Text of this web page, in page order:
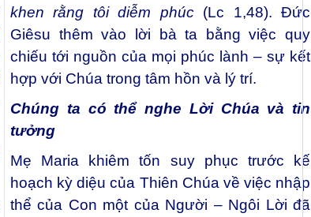
khen rằng tôi diễm phúc (Lc 1,48). Đức
Giêsu thêm vào lời bà ta bằng việc quy
chiếu tới nguồn của mọi phúc lành – sự kết
hợp với Chúa trong tâm hồn và lý trí.
Chúng ta có thể nghe Lời Chúa và tin
tưởng
Mẹ Maria khiêm tốn suy phục trước kế
hoạch kỳ diệu của Thiên Chúa về việc nhập
thể của Con một của Người – Ngôi Lời đã